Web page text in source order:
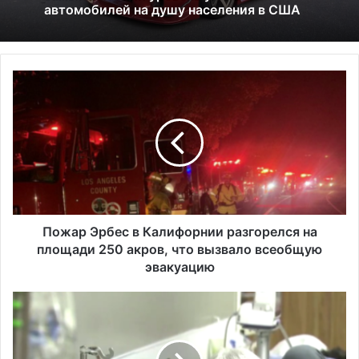
Исследование показало, что в Портленде
самый высокий уровень угона
автомобилей на душу населения в США
льгот: что это значит и к чему приведёт
П
о
а
Э
е
л
и
ф
Пожар Эрбес в Калифорнии разгорелся на
площади 250 акров, что вызвало всеобщую
эвакуацию
П
о
у